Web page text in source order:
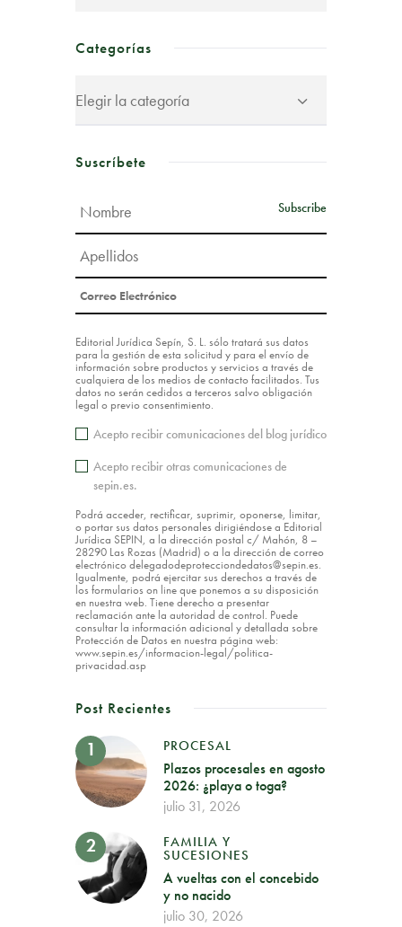
Categorías
Suscríbete
Editorial Jurídica Sepín, S. L. sólo tratará sus datos
para la gestión de esta solicitud y para el envío de
información sobre productos y servicios a través de
cualquiera de los medios de contacto facilitados. Tus
datos no serán cedidos a terceros salvo obligación
legal o previo consentimiento.
Acepto recibir comunicaciones del blog jurídico
Acepto recibir otras comunicaciones de
sepin.es.
Podrá acceder, rectificar, suprimir, oponerse, limitar,
o portar sus datos personales dirigiéndose a Editorial
Jurídica SEPIN, a la dirección postal c/ Mahón, 8 –
28290 Las Rozas (Madrid) o a la dirección de correo
electrónico delegadodeprotecciondedatos@sepin.es.
Igualmente, podrá ejercitar sus derechos a través de
los formularios on line que ponemos a su disposición
en nuestra web. Tiene derecho a presentar
reclamación ante la autoridad de control. Puede
consultar la información adicional y detallada sobre
Protección de Datos en nuestra página web:
www.sepin.es/informacion-legal/politica-
privacidad.asp
Post Recientes
PROCESAL
Plazos procesales en agosto
2026: ¿playa o toga?
julio 31, 2026
FAMILIA Y
SUCESIONES
A vueltas con el concebido
y no nacido
julio 30, 2026